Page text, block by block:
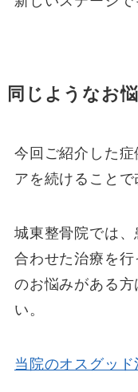
同じようなお
今回ご紹介した
アを続けることで
城東整骨院では
合わせた治療を
のお悩みがある
い。
当院のオスグッ